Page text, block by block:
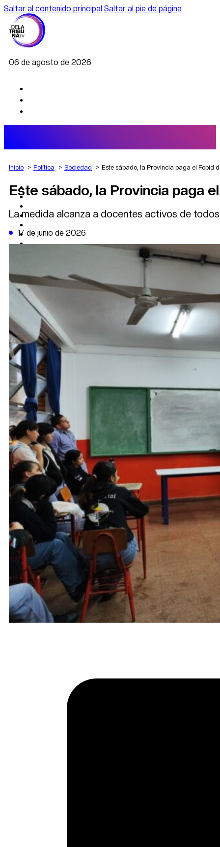
Saltar al contenido principal Saltar al pie de página
06 de agosto de 2026
AGRO
DEPORTES
POLÍTICA
DATA FIRME
DE LA TRIBUNA TV
Inicio Política Sociedad Este sábado, la Provincia paga el Fopid
Este sábado, la Provincia paga
La medida alcanza a docentes activos de
17 de junio de 2026